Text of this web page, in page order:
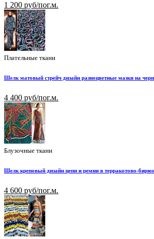
1 200 руб/пог.м.
Плательные ткани
Шелк матовый стрейч дизайн разноцветные мазки на
4 400 руб/пог.м.
Блузочные ткани
Шелк креповый дизайн цепи и ремни в терракотово-
4 600 руб/пог.м.